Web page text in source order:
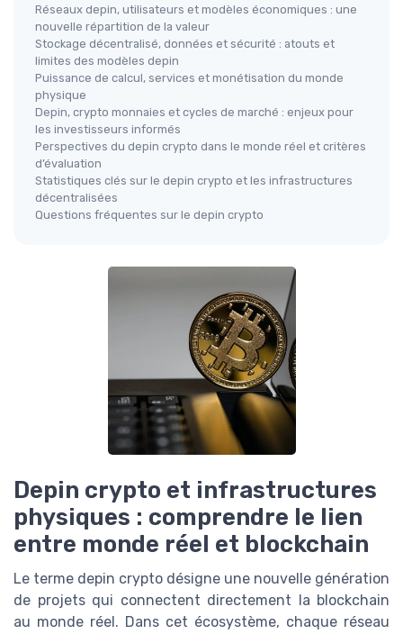
Réseaux depin, utilisateurs et modèles économiques : une
nouvelle répartition de la valeur
Stockage décentralisé, données et sécurité : atouts et
limites des modèles depin
Puissance de calcul, services et monétisation du monde
physique
Depin, crypto monnaies et cycles de marché : enjeux pour
les investisseurs informés
Perspectives du depin crypto dans le monde réel et critères
d’évaluation
Statistiques clés sur le depin crypto et les infrastructures
décentralisées
Questions fréquentes sur le depin crypto
Depin crypto et infrastructures
physiques : comprendre le lien
entre monde réel et blockchain
Le terme depin crypto désigne une nouvelle génération
de projets qui connectent directement la blockchain
au monde réel. Dans cet écosystème, chaque réseau